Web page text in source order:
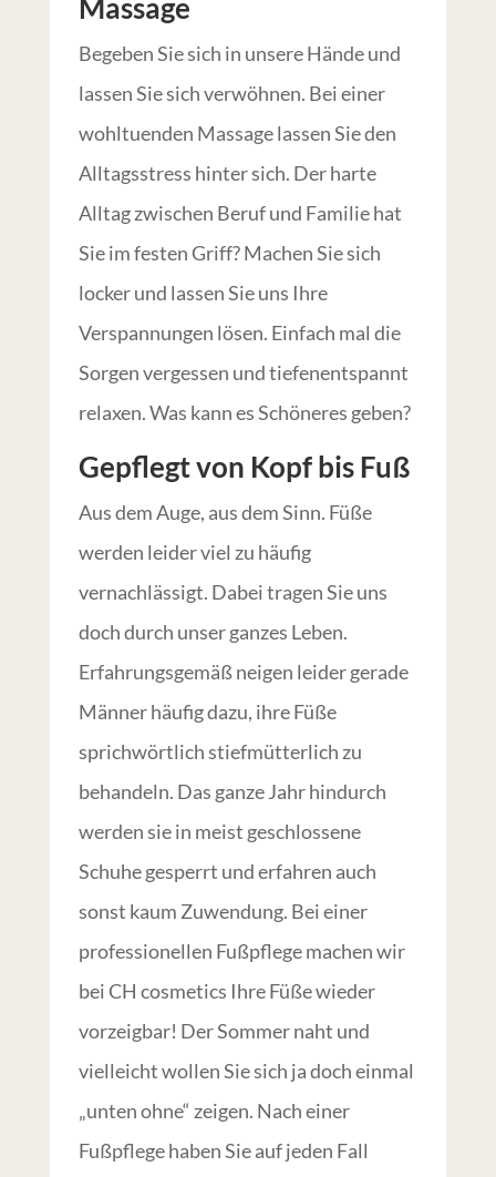
Massage
Begeben Sie sich in unsere Hände und
lassen Sie sich verwöhnen. Bei einer
wohltuenden Massage lassen Sie den
Alltagsstress hinter sich. Der harte
Alltag zwischen Beruf und Familie hat
Sie im festen Griff? Machen Sie sich
locker und lassen Sie uns Ihre
Verspannungen lösen. Einfach mal die
Sorgen vergessen und tiefenentspannt
relaxen. Was kann es Schöneres geben?
Gepflegt von Kopf bis Fuß
Aus dem Auge, aus dem Sinn. Füße
werden leider viel zu häufig
vernachlässigt. Dabei tragen Sie uns
doch durch unser ganzes Leben.
Erfahrungsgemäß neigen leider gerade
Männer häufig dazu, ihre Füße
sprichwörtlich stiefmütterlich zu
behandeln. Das ganze Jahr hindurch
werden sie in meist geschlossene
Schuhe gesperrt und erfahren auch
sonst kaum Zuwendung. Bei einer
professionellen Fußpflege machen wir
bei CH cosmetics Ihre Füße wieder
vorzeigbar! Der Sommer naht und
vielleicht wollen Sie sich ja doch einmal
„unten ohne“ zeigen. Nach einer
Fußpflege haben Sie auf jeden Fall